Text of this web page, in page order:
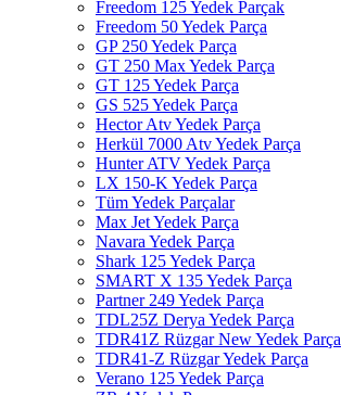
Freedom 125 Yedek Parçak
Freedom 50 Yedek Parça
GP 250 Yedek Parça
GT 250 Max Yedek Parça
GT 125 Yedek Parça
GS 525 Yedek Parça
Hector Atv Yedek Parça
Herkül 7000 Atv Yedek Parça
Hunter ATV Yedek Parça
LX 150-K Yedek Parça
Tüm Yedek Parçalar
Max Jet Yedek Parça
Navara Yedek Parça
Shark 125 Yedek Parça
SMART X 135 Yedek Parça
Partner 249 Yedek Parça
TDL25Z Derya Yedek Parça
TDR41Z Rüzgar New Yedek Parça
TDR41-Z Rüzgar Yedek Parça
Verano 125 Yedek Parça